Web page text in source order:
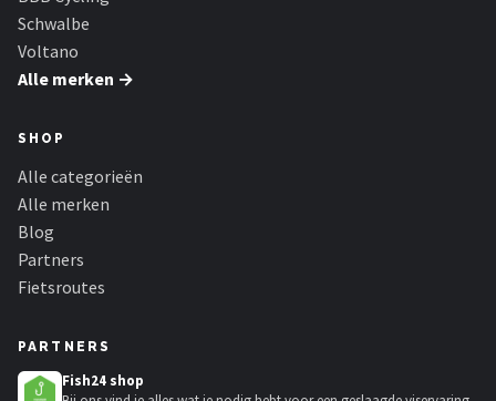
Schwalbe
Voltano
Alle merken →
SHOP
Alle categorieën
Alle merken
Blog
Partners
Fietsroutes
PARTNERS
Fish24 shop